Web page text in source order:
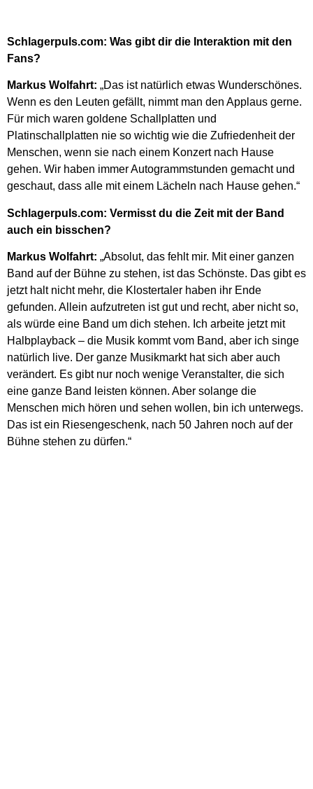
Schlagerpuls.com: Was gibt dir die Interaktion mit den
Fans?
Markus Wolfahrt: „Das ist natürlich etwas Wunderschönes.
Wenn es den Leuten gefällt, nimmt man den Applaus gerne.
Für mich waren goldene Schallplatten und
Platinschallplatten nie so wichtig wie die Zufriedenheit der
Menschen, wenn sie nach einem Konzert nach Hause
gehen. Wir haben immer Autogrammstunden gemacht und
geschaut, dass alle mit einem Lächeln nach Hause gehen.“
Schlagerpuls.com: Vermisst du die Zeit mit der Band
auch ein bisschen?
Markus Wolfahrt: „Absolut, das fehlt mir. Mit einer ganzen
Band auf der Bühne zu stehen, ist das Schönste. Das gibt es
jetzt halt nicht mehr, die Klostertaler haben ihr Ende
gefunden. Allein aufzutreten ist gut und recht, aber nicht so,
als würde eine Band um dich stehen. Ich arbeite jetzt mit
Halbplayback – die Musik kommt vom Band, aber ich singe
natürlich live. Der ganze Musikmarkt hat sich aber auch
verändert. Es gibt nur noch wenige Veranstalter, die sich
eine ganze Band leisten können. Aber solange die
Menschen mich hören und sehen wollen, bin ich unterwegs.
Das ist ein Riesengeschenk, nach 50 Jahren noch auf der
Bühne stehen zu dürfen.“